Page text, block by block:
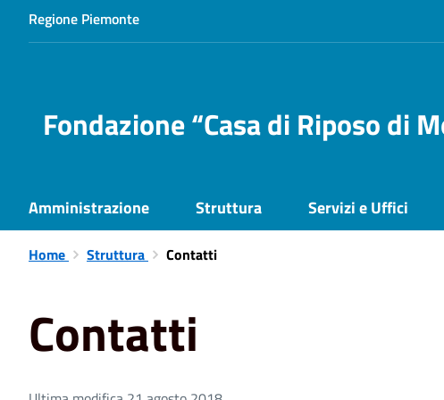
Regione Piemonte
Fondazione “Casa di Riposo di
Amministrazione Struttura Servizi e Uffici
Home Struttura Contatti
Contatti